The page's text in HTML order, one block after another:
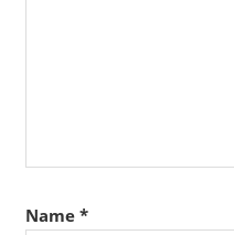
Name *